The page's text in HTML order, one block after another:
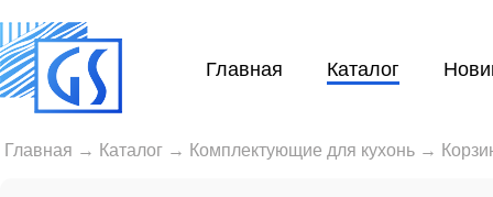
Главная Каталог
Главная → Каталог → Комплектующие для кухонь →